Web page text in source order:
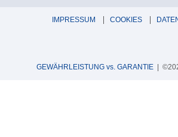
IMPRESSUM COOKIES
GEWÄHRLEISTUNG vs. GARANTIE |